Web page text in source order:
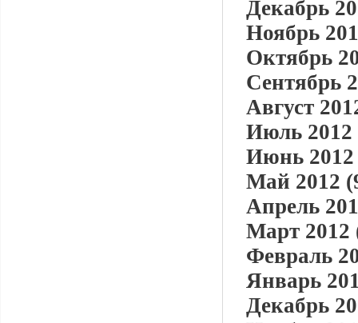
Декабрь
Ноябрь
Октябрь
Сентябрь
Август
Июль 2012
Июнь 2012
Май 2012
Апрель
Март 2012
Февраль
Январь
Декабрь